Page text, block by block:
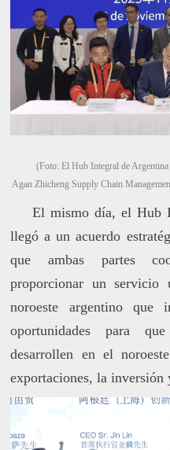
(Foto: El Hub Integral de
Agan Zhicheng Supply Chain
El mismo día, el Hub
llegó a un acuerdo
que ambas partes
proporcionar un servicio
noroeste argentino que
oportunidades para
desarrollen en el
exportaciones, la